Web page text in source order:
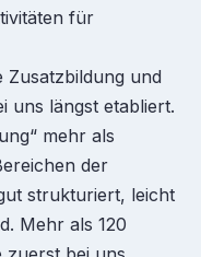
für
Zusatzbildung und
uns längst etabliert.
mehr als
der
strukturiert, leicht
Mehr als 120